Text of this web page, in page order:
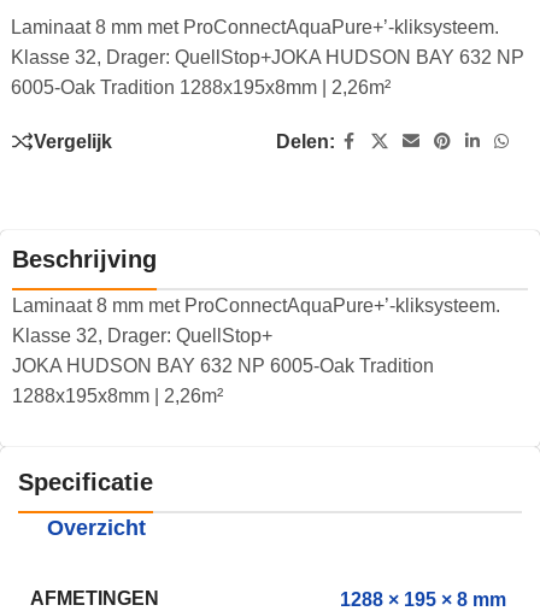
Laminaat 8 mm met ProConnectAquaPure+’-kliksysteem.
Klasse 32, Drager: QuellStop+JOKA HUDSON BAY 632 NP
6005-Oak Tradition 1288x195x8mm | 2,26m²
Vergelijk Delen:
Beschrijving
Laminaat 8 mm met ProConnectAquaPure+’-kliksysteem.
Klasse 32, Drager: QuellStop+
JOKA HUDSON BAY 632 NP 6005-Oak Tradition
1288x195x8mm | 2,26m²
Specificatie
Overzicht
AFMETINGEN 1288 × 195 × 8 mm